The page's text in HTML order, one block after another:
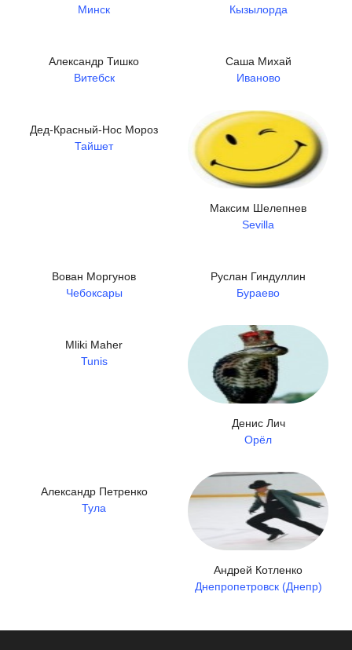
Минск
Кызылорда
Александр Тишко
Витебск
Саша Михай
Иваново
Дед-Красный-Нос Мороз
Тайшет
Максим Шелепнев
Sevilla
Вован Моргунов
Чебоксары
Руслан Гиндуллин
Бураево
Mliki Maher
Tunis
Денис Лич
Орёл
Александр Петренко
Тула
Андрей Котленко
Днепропетровск (Днепр)